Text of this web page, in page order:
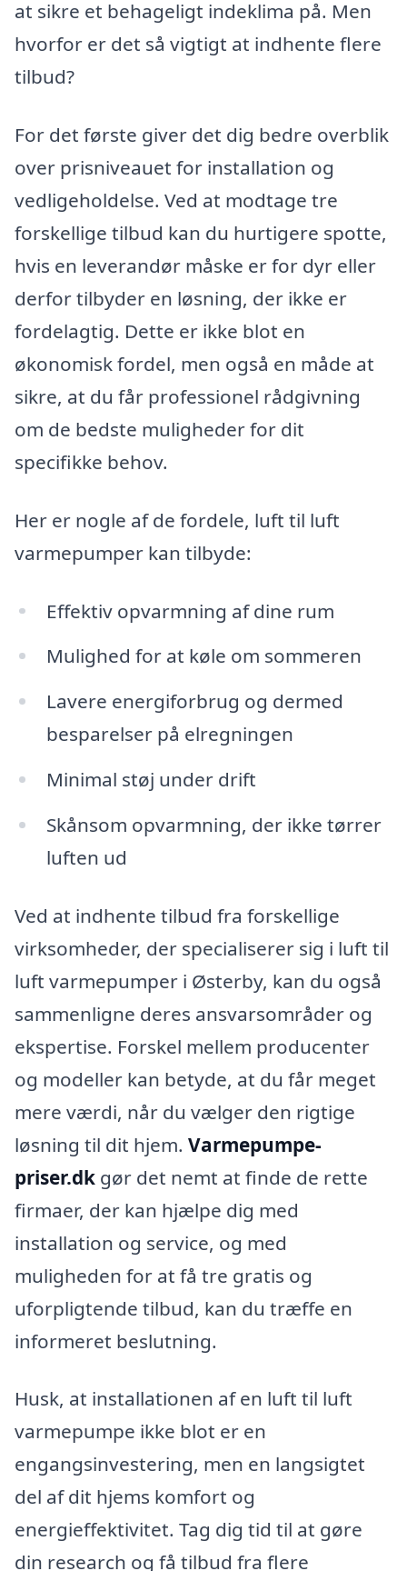
at sikre et behageligt indeklima på. Men
hvorfor er det så vigtigt at indhente flere
tilbud?
For det første giver det dig bedre overblik
over prisniveauet for installation og
vedligeholdelse. Ved at modtage tre
forskellige tilbud kan du hurtigere spotte,
hvis en leverandør måske er for dyr eller
derfor tilbyder en løsning, der ikke er
fordelagtig. Dette er ikke blot en
økonomisk fordel, men også en måde at
sikre, at du får professionel rådgivning
om de bedste muligheder for dit
specifikke behov.
Her er nogle af de fordele, luft til luft
varmepumper kan tilbyde:
Effektiv opvarmning af dine rum
Mulighed for at køle om sommeren
Lavere energiforbrug og dermed
besparelser på elregningen
Minimal støj under drift
Skånsom opvarmning, der ikke tørrer
luften ud
Ved at indhente tilbud fra forskellige
virksomheder, der specialiserer sig i luft til
luft varmepumper i Østerby, kan du også
sammenligne deres ansvarsområder og
ekspertise. Forskel mellem producenter
og modeller kan betyde, at du får meget
mere værdi, når du vælger den rigtige
løsning til dit hjem. Varmepumpe-
priser.dk gør det nemt at finde de rette
firmaer, der kan hjælpe dig med
installation og service, og med
muligheden for at få tre gratis og
uforpligtende tilbud, kan du træffe en
informeret beslutning.
Husk, at installationen af en luft til luft
varmepumpe ikke blot er en
engangsinvestering, men en langsigtet
del af dit hjems komfort og
energieffektivitet. Tag dig tid til at gøre
din research og få tilbud fra flere